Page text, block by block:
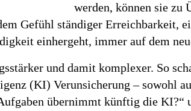
werden, können sie zu
Gefühl ständiger Erreichbarkeit,
einhergeht, immer auf dem
und damit komplexer. So
(KI) Verunsicherung – sowohl
übernimmt künftig die KI?“